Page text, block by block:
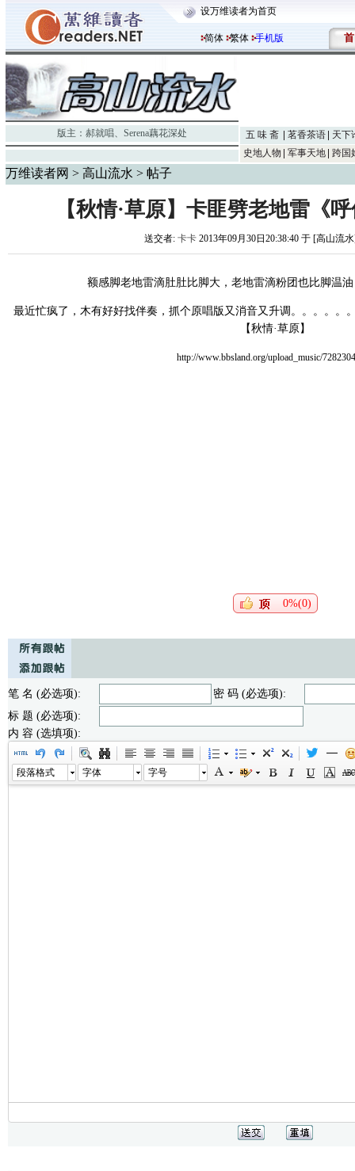
设万维读者为首页
简体 繁体 手机版 首
版主： 郝就唱、 Serena藕花深处 五 味 斋 茗香茶语
天下
史地人物
军事天地 跨国
万维读者网 > 高山流水 > 帖子
【秋情·草原】卡匪劈老地雷《
送交者: 卡卡2013年09月30日20:38:40 于 [高山流
额感脚老地雷滴肚肚比脚大，老地雷滴粉团也比脚温
最近忙疯了，木有好好找伴奏，抓个原唱版又消音又升调。。。。。
【秋情·草原】
http://www.bbsland.org/upload_music/
0%(0)
笔 名 (必选项):
密 码 (必选项):
标 题 (必选项):
内 容 (选填项):
段落格式 字体 字号